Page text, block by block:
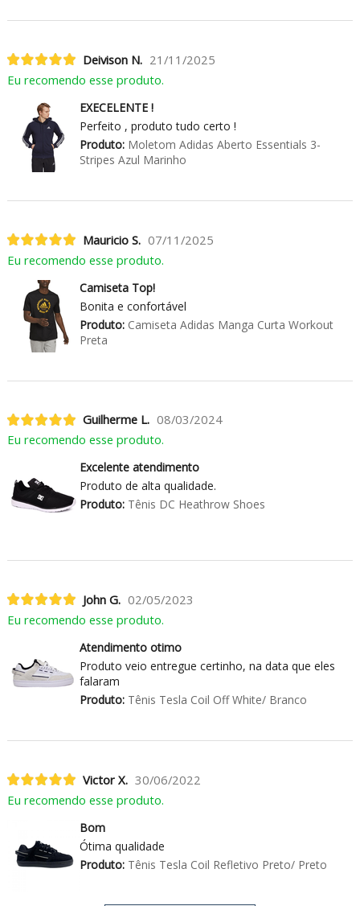
Deivison N. 21/11/2025
Eu recomendo esse produto.
EXECELENTE !
Perfeito , produto tudo certo !
Produto:Moletom Adidas Aberto Essentials 3-
Stripes Azul Marinho
Mauricio S. 07/11/2025
Eu recomendo esse produto.
Camiseta Top!
Bonita e confortável
Produto:Camiseta Adidas Manga Curta Workout
Preta
Guilherme L. 08/03/2024
Eu recomendo esse produto.
Excelente atendimento
Produto de alta qualidade.
Produto:Tênis DC Heathrow Shoes
John G. 02/05/2023
Eu recomendo esse produto.
Atendimento otimo
Produto veio entregue certinho, na data que eles
falaram
Produto:Tênis Tesla Coil Off White/ Branco
Victor X. 30/06/2022
Eu recomendo esse produto.
Bom
Ótima qualidade
Produto:Tênis Tesla Coil Refletivo Preto/ Preto